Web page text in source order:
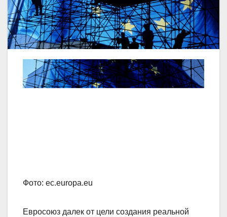
Фото: ec.europa.eu
Евросоюз далек от цели создания реальной